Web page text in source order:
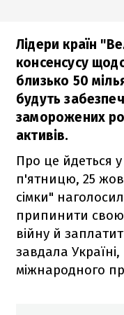
Лідери країн
консенсусу
близько 50
будуть
заморожених
активів.
Про це йдеться у
п'ятницю, 25
сімки"
припинити
війну й
завдала
міжнародного